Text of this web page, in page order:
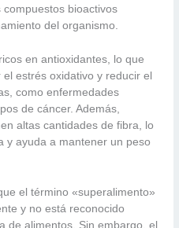
bioactivos
del organismo.
en antioxidantes, lo que
estrés oxidativo y reducir el
como enfermedades
de cáncer. Además,
altas cantidades de fibra, lo
y ayuda a mantener un peso
el término «superalimento»
y no está reconocido
de alimentos. Sin embargo, el